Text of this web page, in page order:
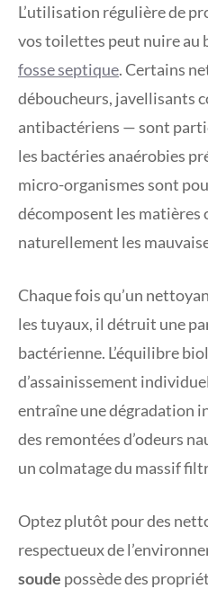
L’utilisation régulière de
vos toilettes peut nuire au
fosse septique. Certains
déboucheurs, javellisants
antibactériens — sont
les bactéries anaérobies
micro-organismes sont
décomposent les
naturellement les
Chaque fois qu’un
les tuyaux, il détruit une
bactérienne. L’équilibre
d’assainissement
entraîne une dégradation
des remontées d’odeurs
un colmatage du massif
Optez plutôt pour des
respectueux de
soude possède des